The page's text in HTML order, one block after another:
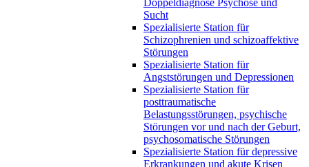
Doppeldiagnose Psychose und
Sucht
Spezialisierte Station für
Schizophrenien und schizoaffektive
Störungen
Spezialisierte Station für
Angststörungen und Depressionen
Spezialisierte Station für
posttraumatische
Belastungsstörungen, psychische
Störungen vor und nach der Geburt,
psychosomatische Störungen
Spezialisierte Station für depressive
Erkrankungen und akute Krisen